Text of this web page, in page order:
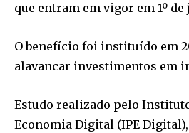
que entram em vigor em 1º
O benefício foi instituído em
alavancar investimentos em
Estudo realizado pelo
Economia Digital (IPE